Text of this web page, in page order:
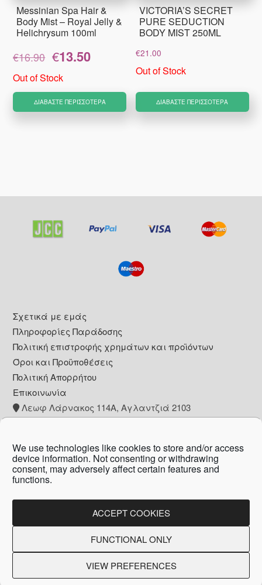
We use technologies like cookies to store and/or access
device information. Not consenting or withdrawing
consent, may adversely affect certain features and
functions.
ACCEPT COOKIES
FUNCTIONAL ONLY
VIEW PREFERENCES
Messinian Spa Hair &
Body Mist – Royal Jelly &
Helichrysum 100ml
€16.90
Original
price
was:
€13.50
€13.50.
Out of Stock
ΔΙΑΒΆΣΤΕ ΠΕΡΙΣΣΌΤΕΡΑ
VICTORIA’S SECRET
PURE SEDUCTION
BODY MIST 250ML
€21.00
Out of Stock
ΔΙΑΒΆΣΤΕ ΠΕΡΙΣΣΌΤΕΡΑ
Footer
Σχετικά με εμάς
Πληροφορίες Παράδοσης
Πολιτική επιστροφής χρημάτων και προϊόντων
Όροι και Προϋποθέσεις
Πολιτική Απορρήτου
Επικοινωνία
Λεωφ Λάρνακος 114Α, Αγλαντζιά 2103
Zanni Pharmacy
Created by:Blue Cloud Net